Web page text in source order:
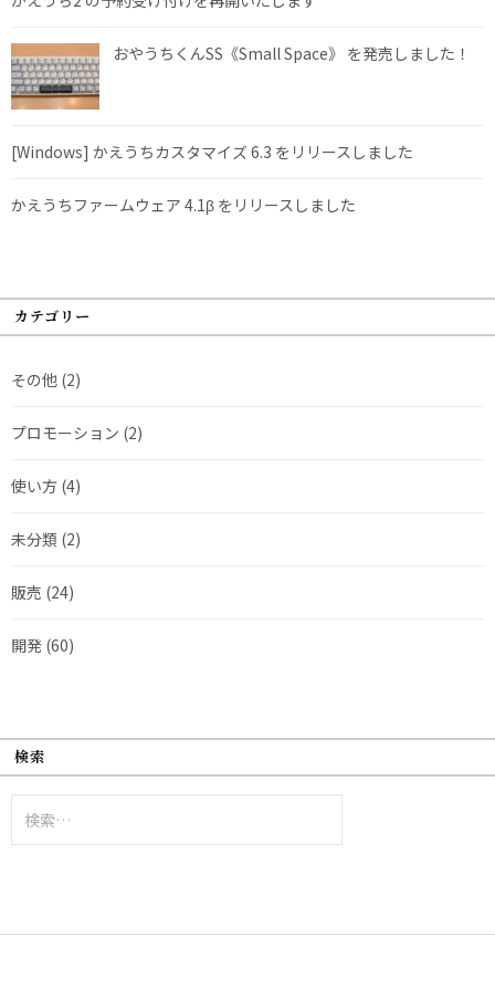
おやうちくんSS《Small Space》 を発売しました！
[Windows] かえうちカスタマイズ 6.3 をリリースしました
かえうちファームウェア 4.1β をリリースしました
カテゴリー
その他 (2)
プロモーション (2)
使い方 (4)
未分類 (2)
販売 (24)
開発 (60)
検索
索: